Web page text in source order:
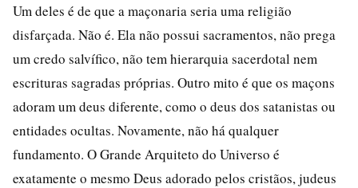
Um deles é de que a maçonaria seria uma religião
disfarçada. Não é. Ela não possui sacramentos, não prega
um credo salvífico, não tem hierarquia sacerdotal nem
escrituras sagradas próprias. Outro mito é que os maçons
adoram um deus diferente, como o deus dos satanistas ou
entidades ocultas. Novamente, não há qualquer
fundamento. O Grande Arquiteto do Universo é
exatamente o mesmo Deus adorado pelos cristãos, judeus